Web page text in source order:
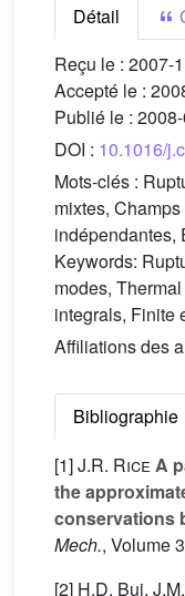
Détail
Reçu le : 2007-
Accepté le :
Publié le :
DOI : 10.1016/
Mots-clés :
mixtes,
indépendantes,
Keywords:
modes,
integrals, Finite
Affiliations des
Bibliographie
[1]J.R. Rice A
the
conservations
Mech., Volume
[2] H.D. Bui,